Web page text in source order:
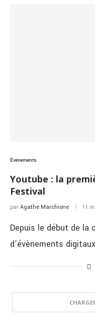
Événements
Youtube : la
Festival
par Agathe Marchione 11
Depuis le début de la
d’évènements